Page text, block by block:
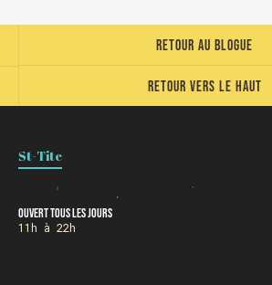
Retour vers le haut
Retour au blogue
St-Tite
Ouvert tous les jours
11h à 22h
OUVERT 26 et 27 déc. de
OUVERT 28 et 29 déc. de